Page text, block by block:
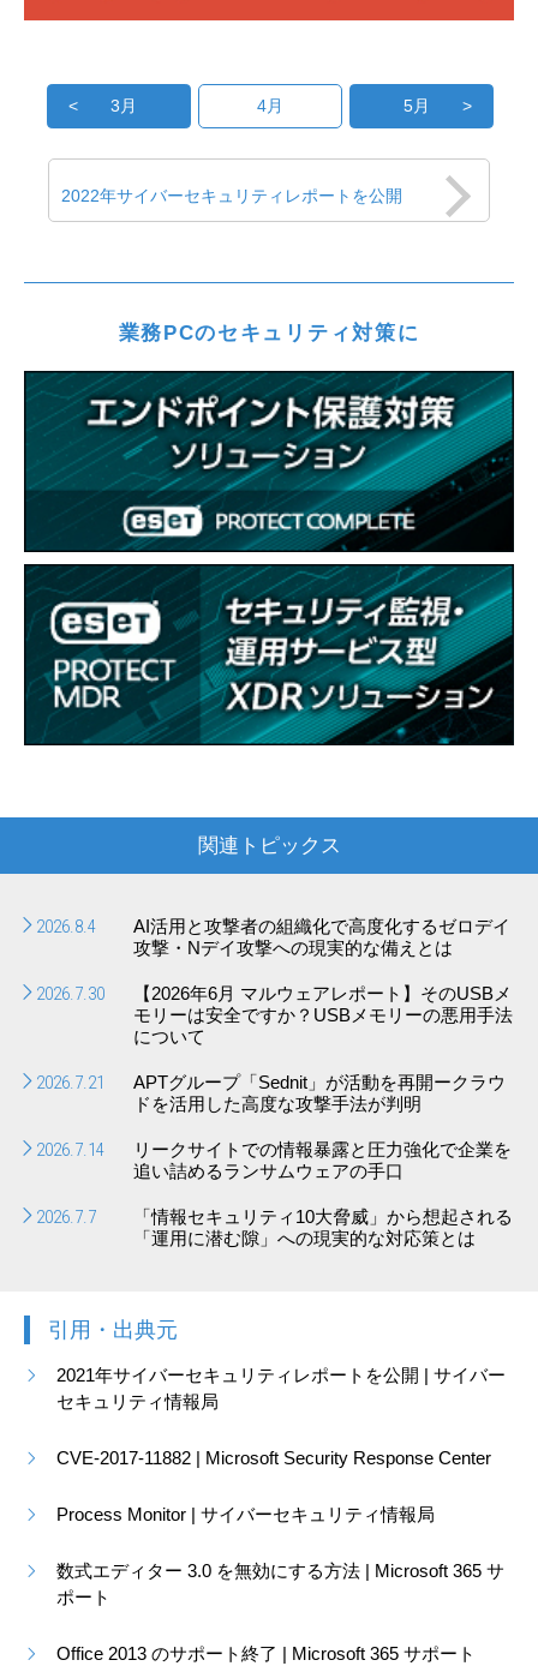
3月 4月 5月
2022年サイバーセキュリティレポートを公開
業務PCのセキュリティ対策に
関連トピックス
2026.8.4
AI活用と攻撃者の組織化で高度化するゼロデイ
攻撃・Nデイ攻撃への現実的な備えとは
2026.7.30
【2026年6月 マルウェアレポート】そのUSBメ
モリーは安全ですか？USBメモリーの悪用手法
について
2026.7.21
APTグループ「Sednit」が活動を再開ークラウ
ドを活用した高度な攻撃手法が判明
2026.7.14
リークサイトでの情報暴露と圧力強化で企業を
追い詰めるランサムウェアの手口
2026.7.7
「情報セキュリティ10大脅威」から想起される
「運用に潜む隙」への現実的な対応策とは
引用・出典元
2021年サイバーセキュリティレポートを公開 | サイバー
セキュリティ情報局
CVE-2017-11882 | Microsoft Security Response Center
Process Monitor | サイバーセキュリティ情報局
数式エディター 3.0 を無効にする方法 | Microsoft 365 サ
ポート
Office 2013 のサポート終了 | Microsoft 365 サポート